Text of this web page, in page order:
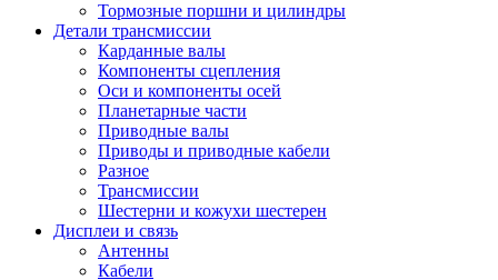
Тормозные поршни и цилиндры
Детали трансмиссии
Карданные валы
Компоненты сцепления
Оси и компоненты осей
Планетарные части
Приводные валы
Приводы и приводные кабели
Разное
Трансмиссии
Шестерни и кожухи шестерен
Дисплеи и связь
Антенны
Кабели